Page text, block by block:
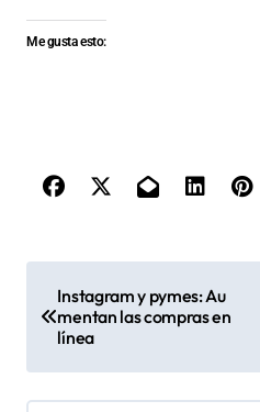
Me gusta esto:
Instagram y pymes: Au
mentan las compras en
línea